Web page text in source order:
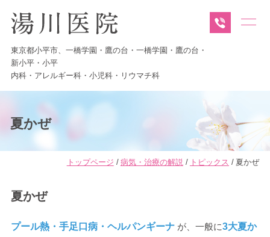
東京都小平市、一橋学園・ 鷹の台・一橋学園・ 鷹の台・
新小平・ 小平
内科・ アレルギー科・小児科・ リウマチ科
夏かぜ
トップページ 病気・治療の解説 トピックス 夏かぜ
夏かぜ
プール熱・手足口病・ヘルパンギーナ が、一般に3大夏か